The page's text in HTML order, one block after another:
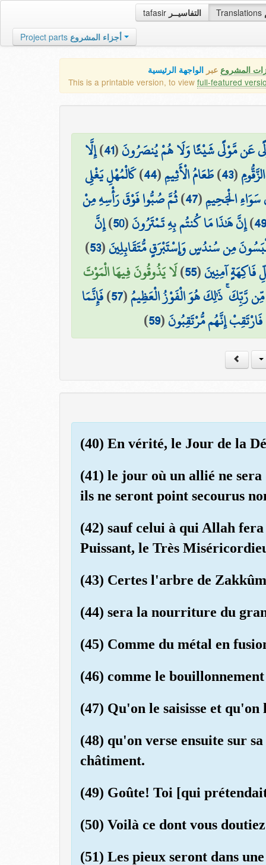
tafasir التفاسيــر Translations
Project parts أجزاء المشروع
المشروع عبر الواجهة الرئيسية
This is a printable version, to view full-featured
عَن مَّوْلًى شَيْئًا وَلَا هُمْ يُنصَرُونَ(
41
)إِلَّا
(
43
)طَعَامُ الْأَثِيمِ(
44
)كَالْمُهْلِ يَغْلِي
سَوَاءِ الْجَحِيمِ(
47
)ثُمَّ صُبُّوا فَوْقَ رَأْسِهِ مِنْ
49
)إِنَّ هَٰذَا مَا كُنتُم بِهِ تَمْتَرُونَ(
50
)إِنَّ
مِن سُندُسٍ وَإِسْتَبْرَقٍ مُّتَقَابِلِينَ(
53
)
آمِنِينَ(
55
)لَا يَذُوقُونَ فِيهَا الْمَوْتَ
رَّبِّكَ ۚ ذَٰلِكَ هُوَ الْفَوْزُ الْعَظِيمُ(
57
)فَإِنَّمَا
فَارْتَقِبْ إِنَّهُم مُّرْتَقِبُونَ(
59
)
(40) En vérité, le Jour de la
(41) le jour où un allié ne
ils ne seront point secourus
(42) sauf celui à qui Allah
Puissant, le Très
(43) Certes l'arbre de Zakkûm
(44) sera la nourriture du
(45) Comme du métal en
(46) comme le
(47) Qu'on le saisisse et
(48) qu'on verse ensuite sur
châtiment.
(49) Goûte! Toi [qui
(50) Voilà ce dont vous
(51) Les pieux seront dans